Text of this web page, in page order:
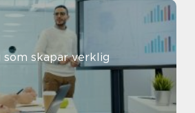
som skapar verklig